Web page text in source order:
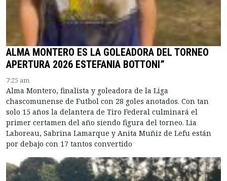
ALMA MONTERO ES LA GOLEADORA DEL TORNEO
APERTURA 2026 ESTEFANIA BOTTONI”
7:25 am
Alma Montero, finalista y goleadora de la Liga
chascomunense de Futbol con 28 goles anotados. Con tan
solo 15 años la delantera de Tiro Federal culminará el
primer certamen del año siendo figura del torneo. Lia
Laboreau, Sabrina Lamarque y Anita Muñiz de Lefu están
por debajo con 17 tantos convertido